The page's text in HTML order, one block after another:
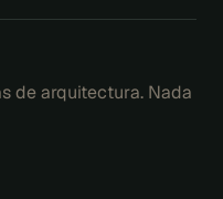
de arquitectura. Nada